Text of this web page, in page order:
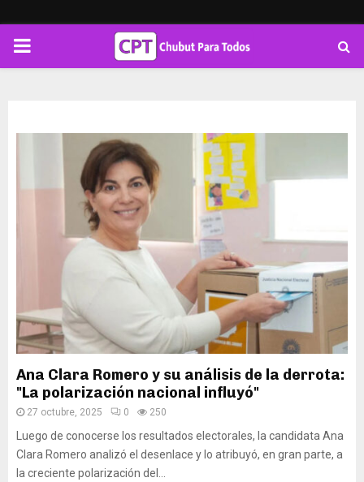
PRIMARY
Ana Clara Romero y su análisis de la derrota:
"La polarización nacional influyó"
27 octubre, 2025 0 250
Luego de conocerse los resultados electorales, la candidata Ana
Clara Romero analizó el desenlace y lo atribuyó, en gran parte, a
la creciente polarización del...